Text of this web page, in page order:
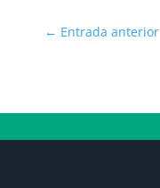
← Entrada anterior